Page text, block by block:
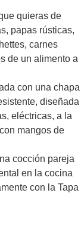
quieras de
papas rústicas,
carnes
de un alimento a
con una chapa
diseñada
eléctricas, a la
mangos de
cocción pareja
en la cocina
con la Tapa